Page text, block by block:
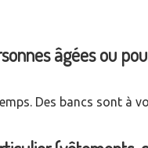
âgées ou
Des bancs sont à